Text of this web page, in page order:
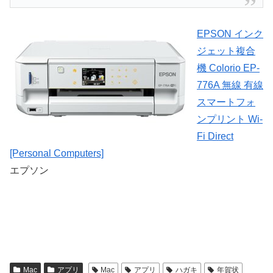
EPSON インク
ジェット複合
機 Colorio EP-
776A 無線 有線
スマートフォ
ンプリント Wi-
Fi Direct
[Personal Computers]
エプソン
Mac アプリ Mac アプリ ハガキ 年賀状